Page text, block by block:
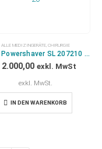
ALLE MEDIZINGERÄTE, CHIRURGIE
Storz Powershaver SL 207210 20
2.000,00 exkl. MwSt
exkl. MwSt.
IN DEN WARENKORB